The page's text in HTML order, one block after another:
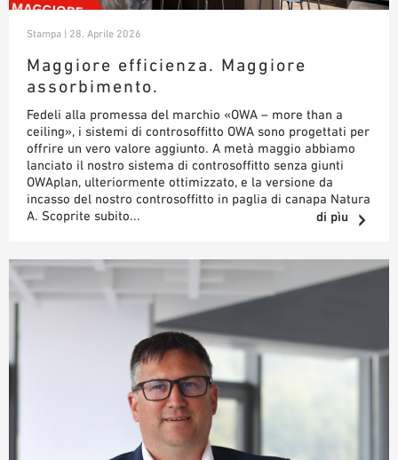
Stampa | 28. Aprile 2026
Maggiore efficienza. Maggiore
assorbimento.
Fedeli alla promessa del marchio «OWA – more than a
ceiling», i sistemi di controsoffitto OWA sono progettati per
offrire un vero valore aggiunto. A metà maggio abbiamo
lanciato il nostro sistema di controsoffitto senza giunti
OWAplan, ulteriormente ottimizzato, e la versione da
incasso del nostro controsoffitto in paglia di canapa Natura
A. Scoprite subito...
di pìu